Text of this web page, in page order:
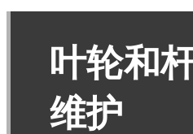
叶轮和
维护